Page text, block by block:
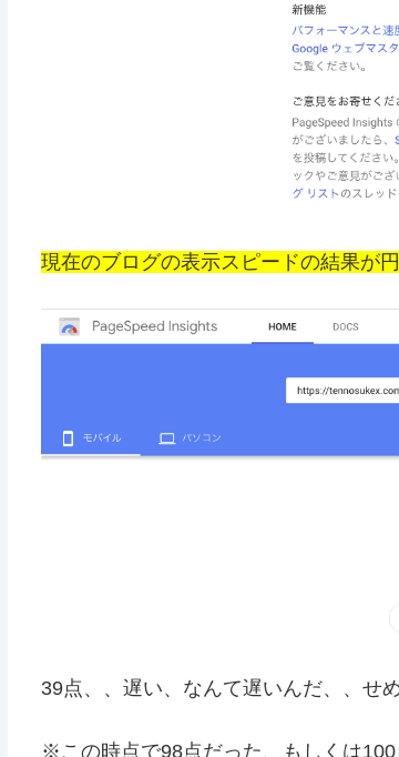
現在のブログの表示スピードの結果が
39点、、遅い、なんて遅いんだ、、せ
※この時点で98点だった、もしくは